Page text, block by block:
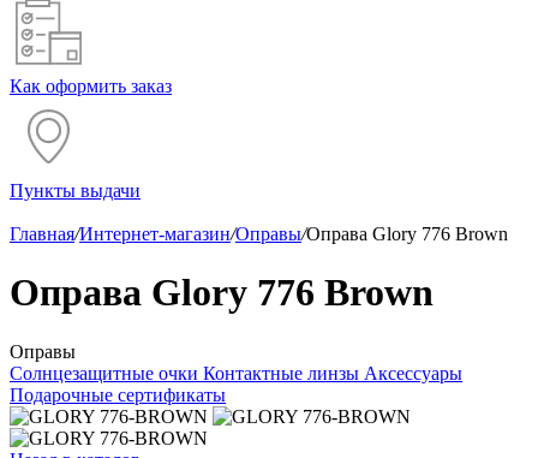
Как оформить заказ
Пункты выдачи
Главная/Интернет-магазин/Оправы/Оправа Glory 776 Brown
Оправа Glory 776 Brown
Оправы
Солнцезащитные очки Контактные линзы Аксессуары
Подарочные сертификаты